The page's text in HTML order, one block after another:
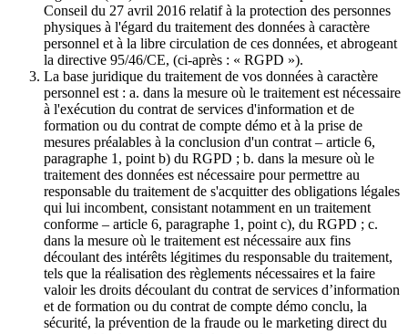
Conseil du 27 avril 2016 relatif à la protection des personnes
physiques à l'égard du traitement des données à caractère
personnel et à la libre circulation de ces données, et abrogeant
la directive 95/46/CE, (ci-après : « RGPD »).
La base juridique du traitement de vos données à caractère
personnel est : a. dans la mesure où le traitement est nécessaire
à l'exécution du contrat de services d'information et de
formation ou du contrat de compte démo et à la prise de
mesures préalables à la conclusion d'un contrat – article 6,
paragraphe 1, point b) du RGPD ; b. dans la mesure où le
traitement des données est nécessaire pour permettre au
responsable du traitement de s'acquitter des obligations légales
qui lui incombent, consistant notamment en un traitement
conforme – article 6, paragraphe 1, point c), du RGPD ; c.
dans la mesure où le traitement est nécessaire aux fins
découlant des intérêts légitimes du responsable du traitement,
tels que la réalisation des règlements nécessaires et la faire
valoir les droits découlant du contrat de services d’information
et de formation ou du contrat de compte démo conclu, la
sécurité, la prévention de la fraude ou le marketing direct du